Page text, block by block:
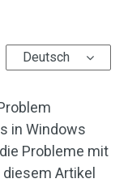
Deutsch
in Windows
Probleme mit
Artikel